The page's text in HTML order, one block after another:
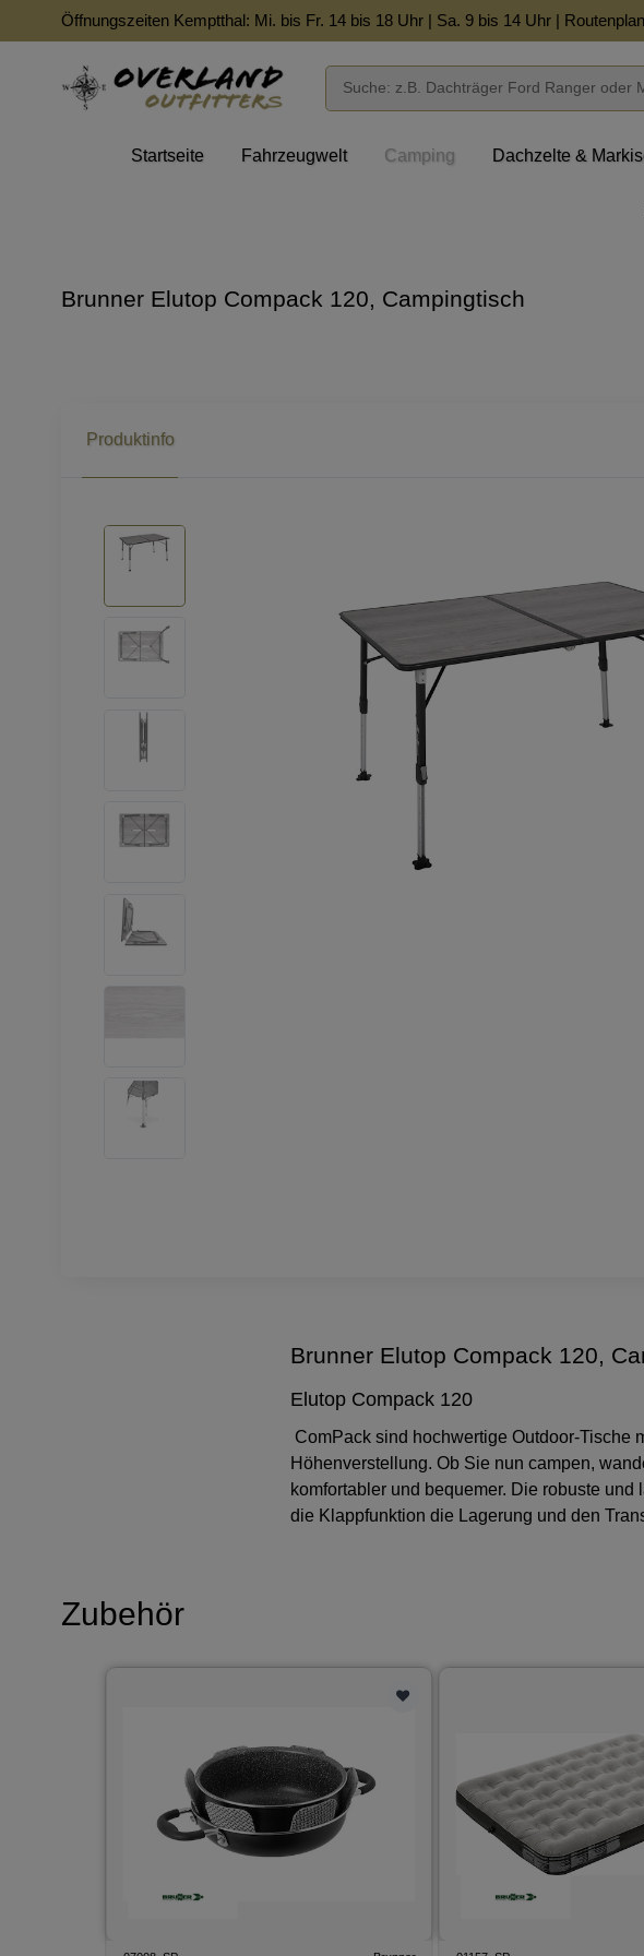
Öffnungszeiten Kemptthal: Mi. bis Fr. 14 bis 18 Uhr | Sa. 9 bis 14 Uhr |
Startseite Fahrzeugwelt Camping Dachzelte &
Brunner Elutop Compack 120, Campingtisch
Produktinfo
Brunner Elutop Compack 120,
Elutop Compack 120
ComPack sind hochwertige Outdoor-Tische
Höhenverstellung. Ob Sie nun campen,
komfortabler und bequemer. Die robuste
die Klappfunktion die Lagerung und den
Zubehör